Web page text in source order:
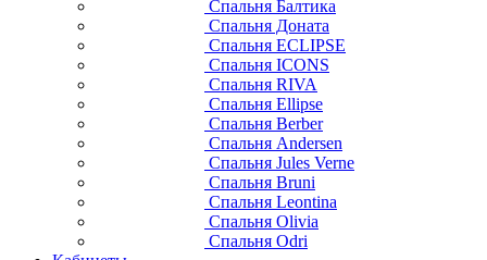
Спальня Балтика
Спальня Доната
Спальня ECLIPSE
Спальня ICONS
Спальня RIVA
Спальня Ellipse
Спальня Berber
Спальня Andersen
Спальня Jules Verne
Спальня Bruni
Спальня Leontina
Спальня Olivia
Спальня Odri